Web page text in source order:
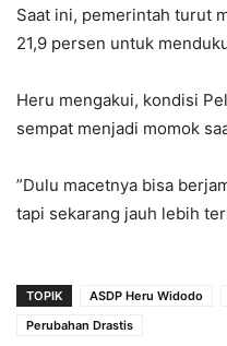
‎Saat ini, pemerintah turut
21,9 persen untuk
‎Heru mengakui, kondisi
sempat menjadi momok
‎”Dulu macetnya bisa
tapi sekarang jauh lebih
TOPIK ASDP Heru Widodo
Perubahan Drastis